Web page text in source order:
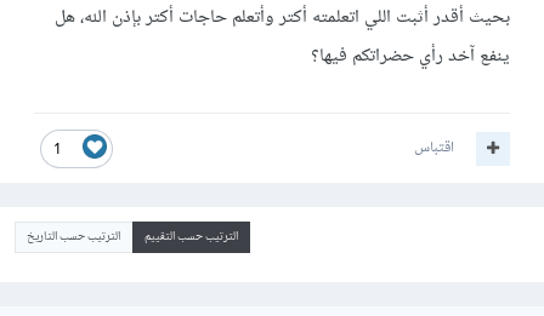
بحيث أقدر أثبت اللي اتعلمته أكتر وأتعلم حاجات أكتر بإذن الله، هل
ينفع آخد رأي حضراتكم فيها؟
1 اقتباس
الترتيب حسب التقييم الترتيب حسب التاريخ